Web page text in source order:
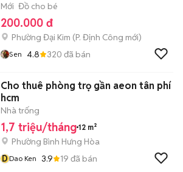
Mới Đồ cho bé
200.000 đ
Phường Đại Kim (P. Định Công mới)
Sen 4.8 320 đã bán
Cho thuê phòng trọ gần aeon tân phí
hcm
Nhà trống
1,7 triệu/tháng 12 m²
Phường Bình Hưng Hòa
DDao Ken 3.9 19 đã bán